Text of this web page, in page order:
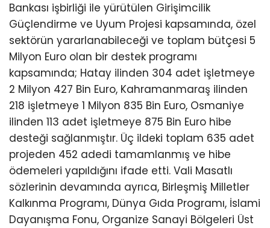
Bankası işbirliği ile yürütülen Girişimcilik
Güçlendirme ve Uyum Projesi kapsamında, özel
sektörün yararlanabileceği ve toplam bütçesi 5
Milyon Euro olan bir destek programı
kapsamında; Hatay ilinden 304 adet işletmeye
2 Milyon 427 Bin Euro, Kahramanmaraş ilinden
218 işletmeye 1 Milyon 835 Bin Euro, Osmaniye
ilinden 113 adet işletmeye 875 Bin Euro hibe
desteği sağlanmıştır. Üç ildeki toplam 635 adet
projeden 452 adedi tamamlanmış ve hibe
ödemeleri yapıldığını ifade etti. Vali Masatlı
sözlerinin devamında ayrıca, Birleşmiş Milletler
Kalkınma Programı, Dünya Gıda Programı, İslami
Dayanışma Fonu, Organize Sanayi Bölgeleri Üst